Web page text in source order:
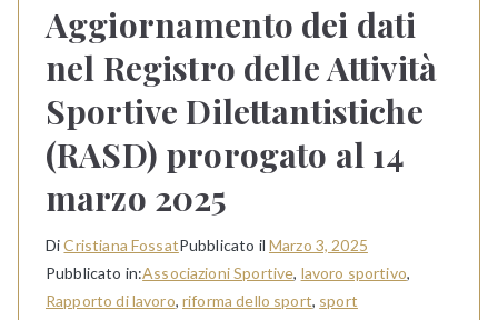
Aggiornamento dei dati
nel Registro delle Attività
Sportive Dilettantistiche
(RASD) prorogato al 14
marzo 2025
DiCristiana FossatPubblicato il Marzo 3, 2025
Pubblicato in:Associazioni Sportive, lavoro sportivo,
Rapporto di lavoro,riforma dello sport, sport